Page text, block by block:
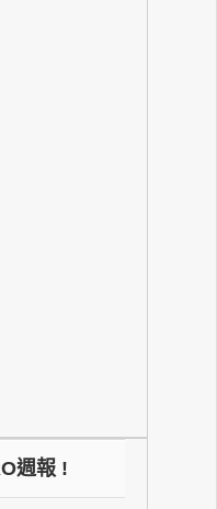
週報 !